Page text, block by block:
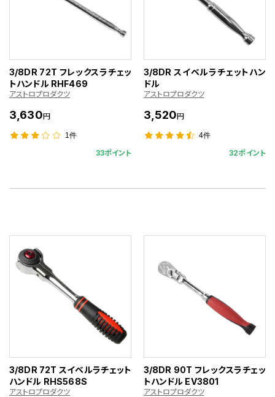
3/8DR 72T フレックスラチェッ
トハンドル RHF469
アストロプロダクツ
3,630円
1件
33ポイント
3/8DR スイベルラチェットハン
ドル
アストロプロダクツ
3,520円
4件
32ポイント
3/8DR 72T スイベルラチェット
ハンドル RHS568S
アストロプロダクツ
3/8DR 90T フレックスラチェッ
トハンドル EV3801
アストロプロダクツ